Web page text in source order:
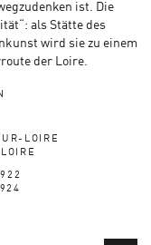
ist. Die
als Stätte des
wird sie zu einem
der Loire.
LOIRE